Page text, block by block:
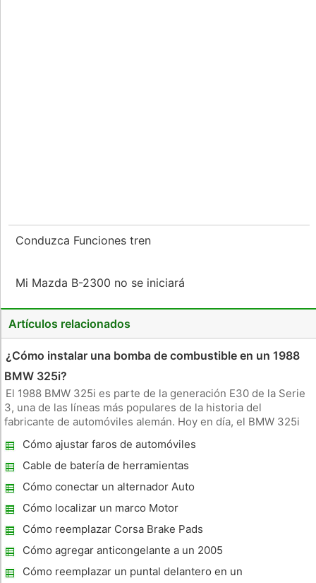
Conduzca Funciones tren
Mi Mazda B-2300 no se iniciará
Artículos relacionados
¿Cómo instalar una bomba de combustible en un 1988
BMW 325i?
El 1988 BMW 325i es parte de la generación E30 de la Serie
3, una de las líneas más populares de la historia del
fabricante de automóviles alemán. Hoy en día, el BMW 325i
necesita un mantenimiento regular de sus componentes
envejecimient
Cómo ajustar faros de automóviles
Cable de batería de herramientas
Cómo conectar un alternador Auto
Cómo localizar un marco Motor
Cómo reemplazar Corsa Brake Pads
Cómo agregar anticongelante a un 2005
Chevy Uplander
Cómo reemplazar un puntal delantero en un